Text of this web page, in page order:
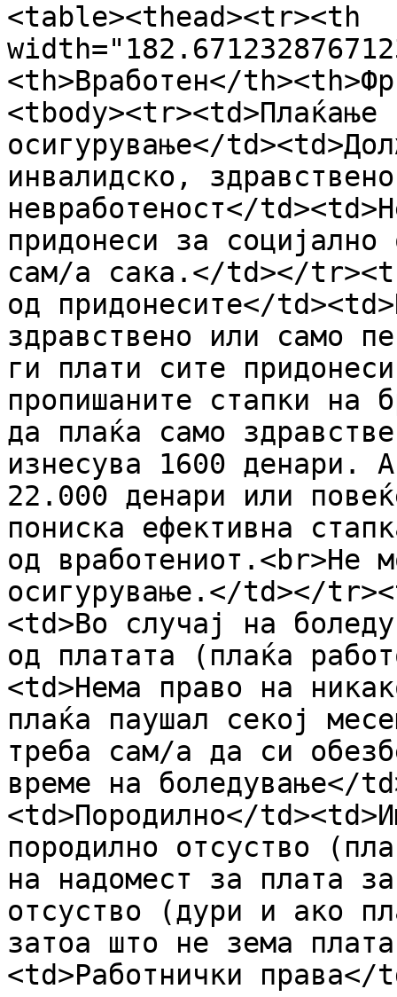
<table><thead><tr><th
<th>Вработен</
<tbody><tr><td>Плаќање
осигурување</
инвалидско,
невработеност</
придонеси за
сам/а сака.</td></
од придонесите</
здравствено или само
ги плати сите
пропишаните стапки на
да плаќа само
изнесува 1600 денари.
22.000 денари или
пониска ефективна
од вработениот.<br>Не
осигурување.</td></
<td>Во случај на
од платата (плаќа
<td>Нема право на
плаќа паушал секој
треба сам/а да си
време на боледување</
<td>Породилно</
породилно отсуство
на надомест за плата
отсуство (дури и ако
затоа што не зема
<td>Работнички